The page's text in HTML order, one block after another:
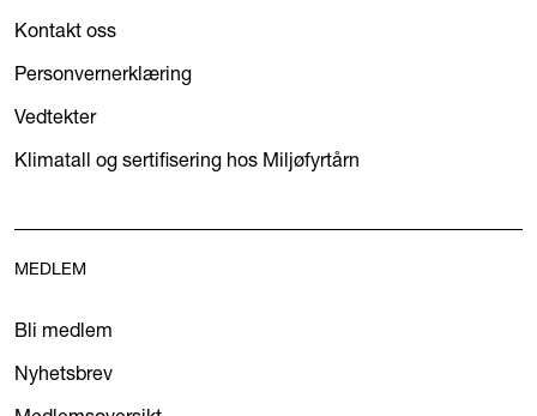
Kontakt oss
Personvernerklæring
Vedtekter
Klimatall og sertifisering hos Miljøfyrtårn
MEDLEM
Bli medlem
Nyhetsbrev